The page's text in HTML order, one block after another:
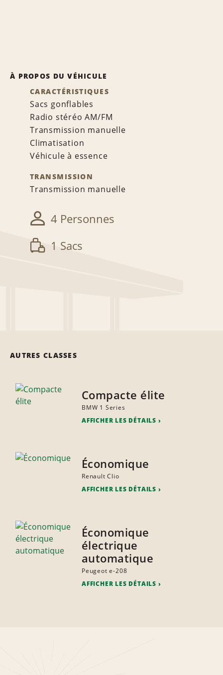
À PROPOS DU VÉHICULE
CARACTÉRISTIQUES
Sacs gonflables
Radio stéréo AM/FM
Transmission manuelle
Climatisation
Véhicule à essence
TRANSMISSION
Transmission manuelle
4 Personnes
1 Sacs
AUTRES CLASSES
Compacte élite
BMW 1 Series
AFFICHER LES DÉTAILS
Économique
Renault Clio
AFFICHER LES DÉTAILS
Économique
électrique
automatique
Peugeot e-208
AFFICHER LES DÉTAILS